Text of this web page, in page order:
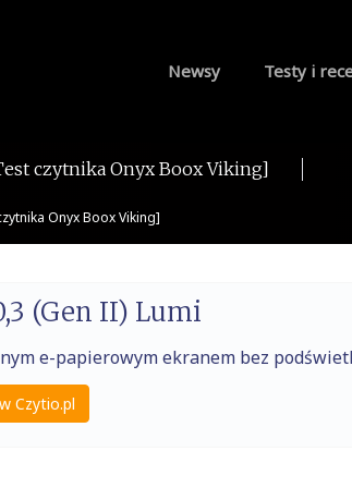
Newsy Testy i
czytnika Onyx Boox Viking]
Onyx Boox Viking]
(Gen II) Lumi
e-papierowym ekranem bez
Czytio.pl